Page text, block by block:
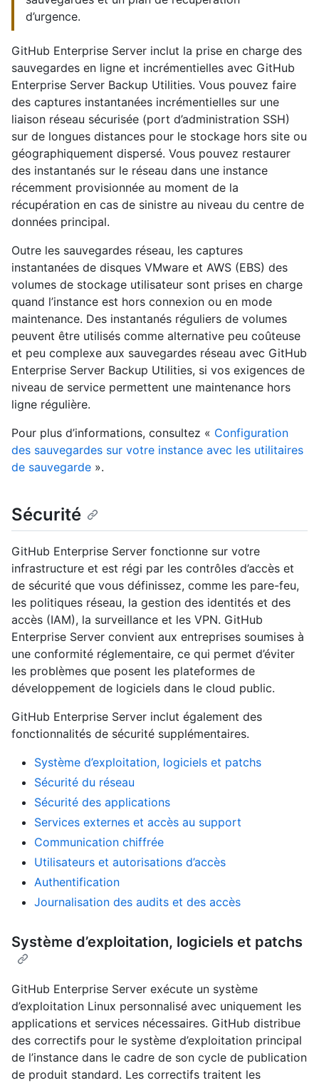
d’urgence.
GitHub Enterprise Server inclut la prise en charge des
sauvegardes en ligne et incrémentielles avec GitHub
Enterprise Server Backup Utilities. Vous pouvez faire
des captures instantanées incrémentielles sur une
liaison réseau sécurisée (port d’administration SSH)
sur de longues distances pour le stockage hors site ou
géographiquement dispersé. Vous pouvez restaurer
des instantanés sur le réseau dans une instance
récemment provisionnée au moment de la
récupération en cas de sinistre au niveau du centre de
données principal.
Outre les sauvegardes réseau, les captures
instantanées de disques VMware et AWS (EBS) des
volumes de stockage utilisateur sont prises en charge
quand l’instance est hors connexion ou en mode
maintenance. Des instantanés réguliers de volumes
peuvent être utilisés comme alternative peu coûteuse
et peu complexe aux sauvegardes réseau avec GitHub
Enterprise Server Backup Utilities, si vos exigences de
niveau de service permettent une maintenance hors
ligne régulière.
Pour plus d’informations, consultez « Configuration
des sauvegardes sur votre instance avec les utilitaires
de sauvegarde ».
Sécurité
GitHub Enterprise Server fonctionne sur votre
infrastructure et est régi par les contrôles d’accès et
de sécurité que vous définissez, comme les pare-feu,
les politiques réseau, la gestion des identités et des
accès (IAM), la surveillance et les VPN. GitHub
Enterprise Server convient aux entreprises soumises à
une conformité réglementaire, ce qui permet d’éviter
les problèmes que posent les plateformes de
développement de logiciels dans le cloud public.
GitHub Enterprise Server inclut également des
fonctionnalités de sécurité supplémentaires.
Système d’exploitation, logiciels et patchs
Sécurité du réseau
Sécurité des applications
Services externes et accès au support
Communication chiffrée
Utilisateurs et autorisations d’accès
Authentification
Journalisation des audits et des accès
Système d’exploitation, logiciels et patchs
GitHub Enterprise Server exécute un système
d’exploitation Linux personnalisé avec uniquement les
applications et services nécessaires. GitHub distribue
des correctifs pour le système d’exploitation principal
de l’instance dans le cadre de son cycle de publication
de produit standard. Les correctifs traitent les